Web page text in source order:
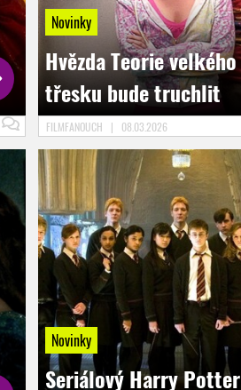
Novinky
Hvězda Teorie velkého
třesku bude truchlit
FILMFANOUCH | 08.03.2026
Novinky
Seriálový Harry Potter